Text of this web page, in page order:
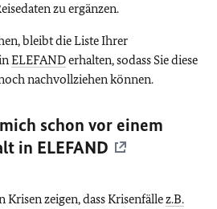
zu ergänzen.
bleibt die Liste Ihrer
ELEFANDerhalten, sodass Sie diese
nachvollziehen können.
schon vor einem
in ELEFAND
zeigen, dass Krisenfällez.B.